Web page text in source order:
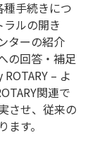
手続きにつ
ルの開き
ターの紹介
の回答・補足
– よ
関連で
させ、従来の
す。